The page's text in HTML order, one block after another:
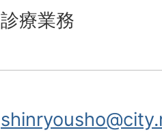
診療業務